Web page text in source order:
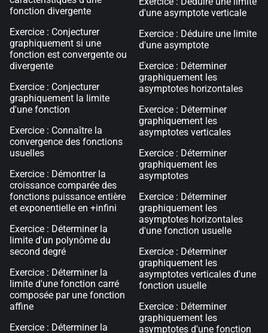
fonction divergente
Exercice : Conjecturer
graphiquement si une
fonction est convergente ou
divergente
Exercice : Conjecturer
graphiquement la limite
d'une fonction
Exercice : Connaître la
convergence des fonctions
usuelles
Exercice : Démontrer la
croissance comparée des
fonctions puissance entière
et exponentielle en +infini
Exercice : Déterminer la
limite d'un polynôme du
second degré
Exercice : Déterminer la
limite d'une fonction carré
composée par une fonction
affine
Exercice : Déterminer la
d'une asymptote verticale
Exercice : Déduire une limite
d'une asymptote
Exercice : Déterminer
graphiquement les
asymptotes horizontales
Exercice : Déterminer
graphiquement les
asymptotes verticales
Exercice : Déterminer
graphiquement les
asymptotes
Exercice : Déterminer
graphiquement les
asymptotes horizontales
d'une fonction usuelle
Exercice : Déterminer
graphiquement les
asymptotes verticales d'une
fonction usuelle
Exercice : Déterminer
graphiquement les
asymptotes d'une fonction